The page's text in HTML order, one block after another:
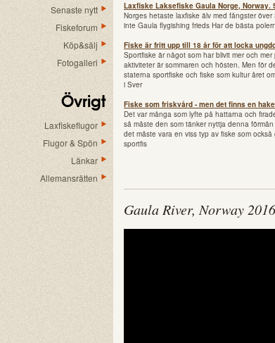
Senaste nytt
Fiskeforum
Köp&sälj
Fotogalleri
Övrigt
Laxfiskeflugor
Flugor & Spön
Länkar
Allemansrätten
Laxfiske Laksefiske Gaula Norge, Norway.
Norges hetaste laxfiske älv med fångster
inte Gaula flygishing frieds Har de bästa
Fiske är fritt upp till 18 år för att locka
Sportfiske är något som har blivit mer och
aktiviteter är sommaren och hösten. Men för
staterna sportfiske och fiske som kultur året
i Sver
Fiske som friskvård - men det finns en hake
Det var många som lyfte på hattarna och
så måste den som tänker nyttja denna
det måste vara en viss typ av fiske som
sportfis
Gaula River, Norway 2016